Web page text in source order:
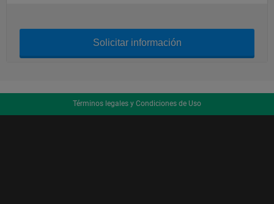
Solicitar información
Términos legales y Condiciones de Uso